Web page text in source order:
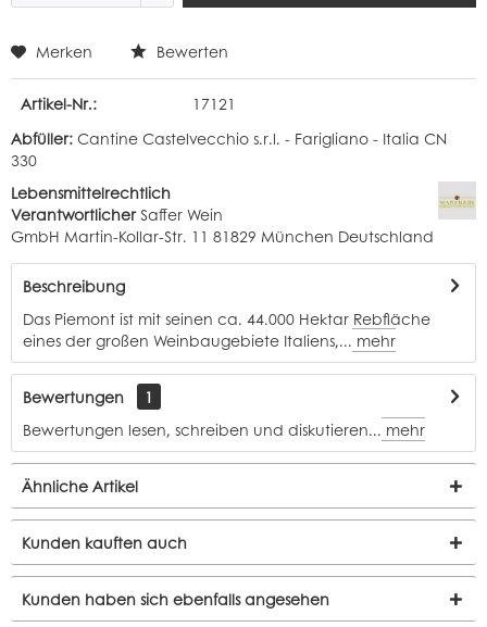
Merken Bewerten
Artikel-Nr.:
17121
Abfüller: Cantine Castelvecchio s.r.l. - Farigliano - Italia CN
330
Lebensmittelrechtlich
VerantwortlicherSaffer Wein
GmbH Martin-Kollar-Str. 11 81829 München Deutschland
Beschreibung
Das Piemont ist mit seinen ca. 44.000 Hektar Rebfläche
eines der großen Weinbaugebiete Italiens,... mehr
Bewertungen
1
Bewertungen lesen, schreiben und diskutieren... mehr
Ähnliche Artikel
Kunden kauften auch
Kunden haben sich ebenfalls angesehen